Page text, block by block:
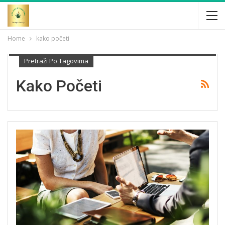
Home kako početi
Pretraži Po Tagovima
Kako Početi